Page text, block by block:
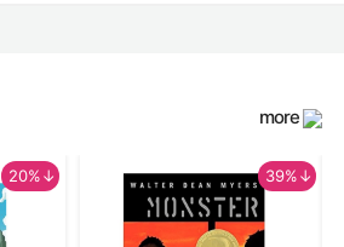
more
20%↓ 39%↓